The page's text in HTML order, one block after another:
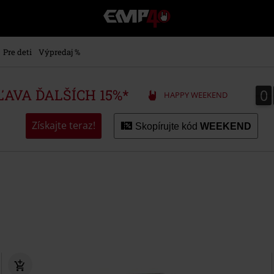
EMP
-
Hudba,
Merch
hráčov,
Alternatívna
Pre deti Výpredaj %
ĎALŠÍCH 15%* HAPPY WEEKEND 0
0
Získajte teraz! Skopírujte kód WEEKEND